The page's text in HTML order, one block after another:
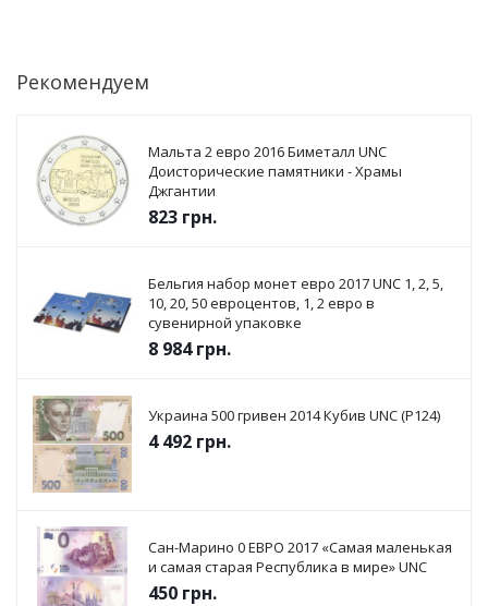
Рекомендуем
Мальта 2 евро 2016 Биметалл UNC
Доисторические памятники - Храмы
Джгантии
823 грн.
Бельгия набор монет евро 2017 UNC 1, 2, 5,
10, 20, 50 евроцентов, 1, 2 евро в
сувенирной упаковке
8 984грн.
Украина 500 гривен 2014 Кубив UNC (P124)
4 492 грн.
Сан-Марино 0 ЕВРО 2017 «Самая маленькая
и самая старая Республика в мире» UNC
450 грн.